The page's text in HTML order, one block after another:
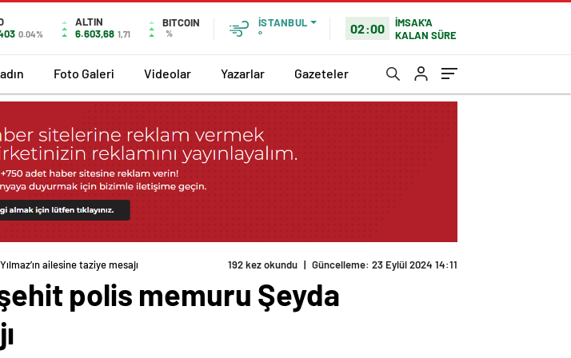
0.04%
ALTIN
6.603,68 1,71
BITCOIN
%
İSTANBUL
°
02:00
İMSAK'A
KALAN SÜRE
Foto Galeri Videolar Yazarlar Gazeteler
ailesine taziye mesajı 192 kez okundu | Güncelleme: 23 Eylül 2024 14:11
polis memuru Şeyda